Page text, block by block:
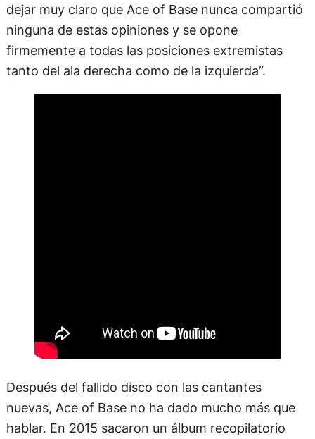
dejar muy claro que Ace of Base nunca compartió
ninguna de estas opiniones y se opone
firmemente a todas las posiciones extremistas
tanto del ala derecha como de la izquierda”.
Después del fallido disco con las cantantes
nuevas, Ace of Base no ha dado mucho más que
hablar. En 2015 sacaron un álbum recopilatorio